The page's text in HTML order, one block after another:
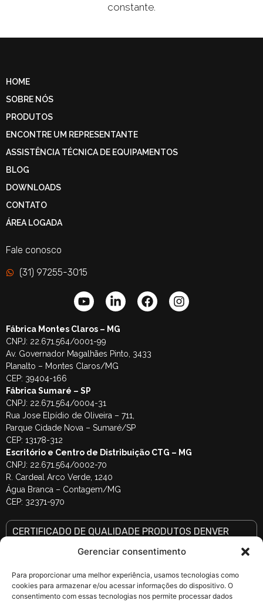
Gerenciar consentimento
Para proporcionar uma melhor experiência, usamos tecnologias como
cookies para armazenar e/ou acessar informações do dispositivo. O
consentimento com essas tecnologias nos permite processar dados
constante.
HOME
SOBRE NÓS
PRODUTOS
ENCONTRE UM REPRESENTANTE
ASSISTÊNCIA TÉCNICA DE EQUIPAMENTOS
BLOG
DOWNLOADS
CONTATO
ÁREA LOGADA
Fale conosco
(31) 97255-3015
Fábrica Montes Claros – MG
CNPJ: 22.671.564/0001-99
Av. Governador Magalhães Pinto, 3433
Planalto – Montes Claros/MG
CEP: 39404-166
Fábrica Sumaré – SP
CNPJ: 22.671.564/0004-31
Rua Jose Elpídio de Oliveira – 711,
Parque Cidade Nova – Sumaré/SP
CEP: 13178-312
Escritório e Centro de Distribuição CTG – MG
CNPJ: 22.671.564/0002-70
R. Cardeal Arco Verde, 1240
Água Branca – Contagem/MG
CEP: 32371-970
CERTIFICADO DE QUALIDADE PRODUTOS DENVER